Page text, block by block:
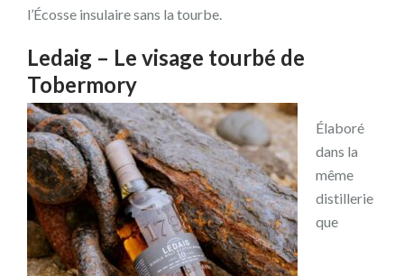
l’Écosse insulaire sans la tourbe.
Ledaig – Le visage tourbé de
Tobermory
Élaboré
dans la
même
distillerie
que